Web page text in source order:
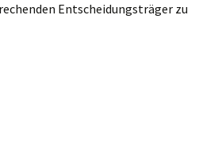
Entscheidungsträger zu